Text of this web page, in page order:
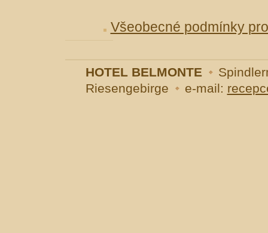
Všeobecné podmínky
HOTEL BELMONTE
Riesengebirge
e-mail: